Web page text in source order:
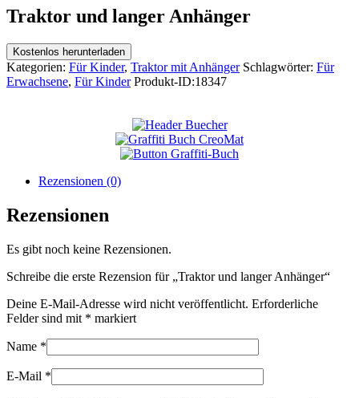
Traktor und langer Anhänger
Kostenlos herunterladen
Kategorien: Für Kinder, Traktor mit Anhänger Schlagwörter: Für
Erwachsene, Für Kinder Produkt-ID:18347
Rezensionen (0)
Rezensionen
Es gibt noch keine Rezensionen.
Schreibe die erste Rezension für „Traktor und langer Anhänger“
Deine E-Mail-Adresse wird nicht veröffentlicht. Erforderliche
Felder sind mit * markiert
Name *
E-Mail *